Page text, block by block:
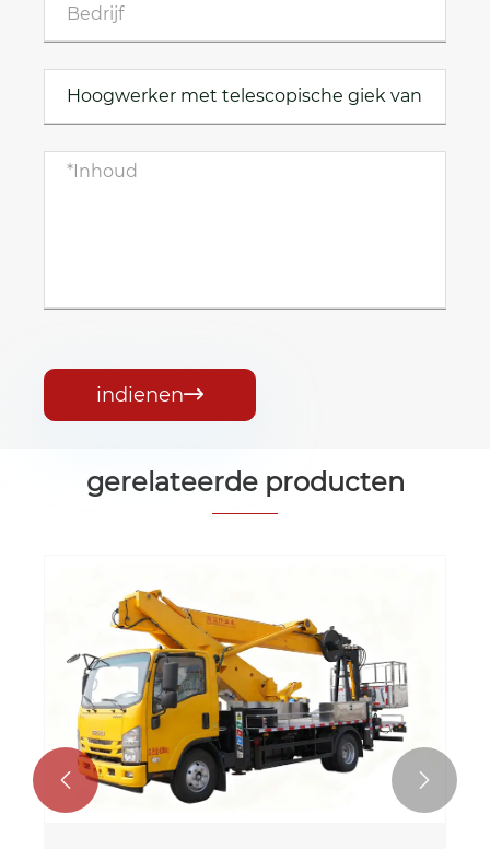
indienen
gerelateerde producten
 